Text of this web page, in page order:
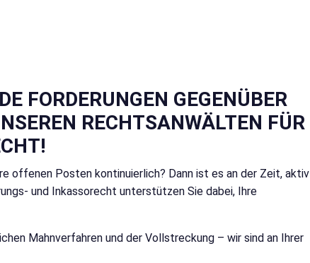
FORDERUNGEN GEGENÜBER
RECHTSANWÄLTEN FÜR
offenen Posten kontinuierlich? Dann ist es an der Zeit, aktiv
und Inkassorecht unterstützen Sie dabei, Ihre
Mahnverfahren und der Vollstreckung – wir sind an Ihrer